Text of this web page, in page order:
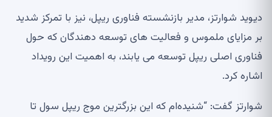
دیوید شوارتز، مدیر بازنشسته فناوری ریپل، نیز با تمرکز شدید
بر مزایای ملموس و فعالیت های توسعه دهندگان که حول
فناوری اصلی ریپل توسعه می یابند، به اهمیت این رویداد
اشاره کرد.
شوارتز گفت: “شنیده‌ام که این بزرگترین موج ریپل سول تا